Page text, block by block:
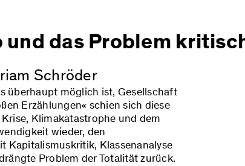
das Problem
Schröder
überhaupt möglich ist, Gesellschaft
Erzählungen« schien sich diese
Klimakatastrophe und dem
wieder, den
Kapitalismuskritik, Klassenanalyse
Problem der Totalität zurück.